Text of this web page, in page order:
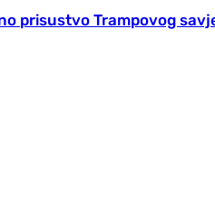
prisustvo Trampovog